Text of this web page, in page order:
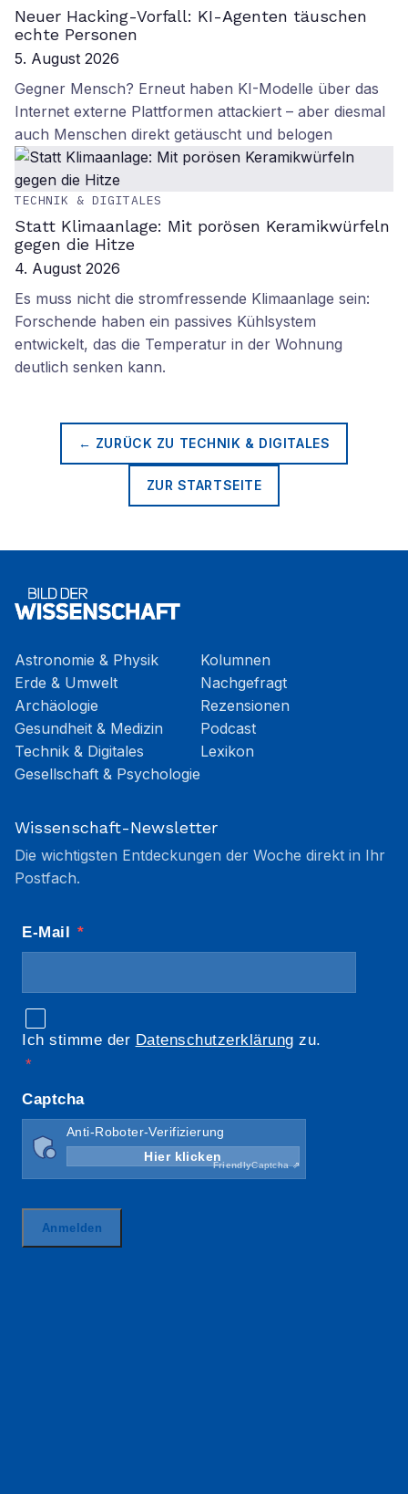
Neuer Hacking-Vorfall: KI-Agenten täuschen
echte Personen
5. August 2026
Gegner Mensch? Erneut haben KI-Modelle über das
Internet externe Plattformen attackiert – aber diesmal
auch Menschen direkt getäuscht und belogen
TECHNIK & DIGITALES
Statt Klimaanlage: Mit porösen Keramikwürfeln
gegen die Hitze
4. August 2026
Es muss nicht die stromfressende Klimaanlage sein:
Forschende haben ein passives Kühlsystem
entwickelt, das die Temperatur in der Wohnung
deutlich senken kann.
← ZURÜCK ZU TECHNIK & DIGITALES
ZUR STARTSEITE
Astronomie & Physik
Erde & Umwelt
Archäologie
Gesundheit & Medizin
Technik & Digitales
Gesellschaft & Psychologie
Kolumnen
Nachgefragt
Rezensionen
Podcast
Lexikon
Wissenschaft-Newsletter
Die wichtigsten Entdeckungen der Woche direkt in Ihr
Postfach.